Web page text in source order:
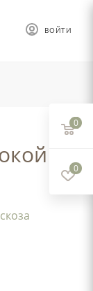
ВОЙТИ
0
0